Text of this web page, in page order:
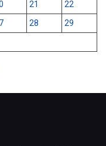
21
22
28
29